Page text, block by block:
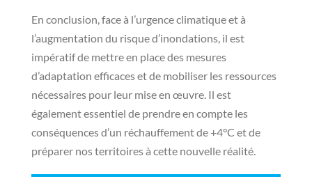
En conclusion, face à l’urgence climatique et à
l’augmentation du risque d’inondations, il est
impératif de mettre en place des mesures
d’adaptation efficaces et de mobiliser les ressources
nécessaires pour leur mise en œuvre. Il est
également essentiel de prendre en compte les
conséquences d’un réchauffement de +4°C et de
préparer nos territoires à cette nouvelle réalité.